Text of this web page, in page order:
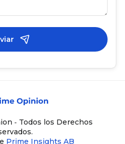
‐ Todos los Derechos
Prime Insights AB